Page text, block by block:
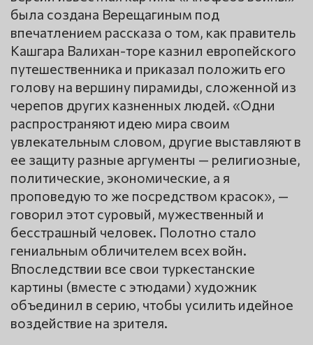
была создана Верещагиным под
впечатлением рассказа о том, как правитель
Кашгара Валихан-торе казнил европейского
путешественника и приказал положить его
голову на вершину пирамиды, сложенной из
черепов других казненных людей. «Одни
распространяют идею мира своим
увлекательным словом, другие выставляют в
ее защиту разные аргументы — религиозные,
политические, экономические, а я
проповедую то же посредством красок», —
говорил этот суровый, мужественный и
бесстрашный человек. Полотно стало
гениальным обличителем всех войн.
Впоследствии все свои туркестанские
картины (вместе с этюдами) художник
объединил в серию, чтобы усилить идейное
воздействие на зрителя.